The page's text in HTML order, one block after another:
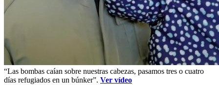
“Las bombas caían sobre nuestras cabezas, pasamos tres o cuatro
días refugiados en un búnker”. Ver vídeo